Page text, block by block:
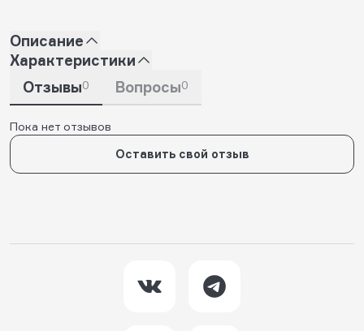
Описание
Характеристики
Отзывы0 Вопросы0
Пока нет отзывов
Оставить свой отзыв